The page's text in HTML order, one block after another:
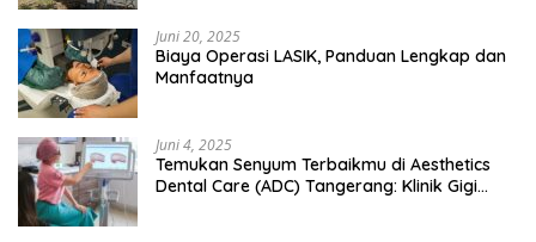
Juni 20, 2025
Biaya Operasi LASIK, Panduan Lengkap dan
Manfaatnya
Juni 4, 2025
Temukan Senyum Terbaikmu di Aesthetics
Dental Care (ADC) Tangerang: Klinik Gigi